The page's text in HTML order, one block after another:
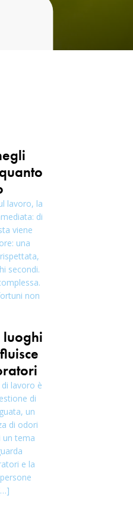
lavoro, la
di
viene
una
secondi.
non
luoghi
di lavoro è
di
un
di odori
un tema
e la